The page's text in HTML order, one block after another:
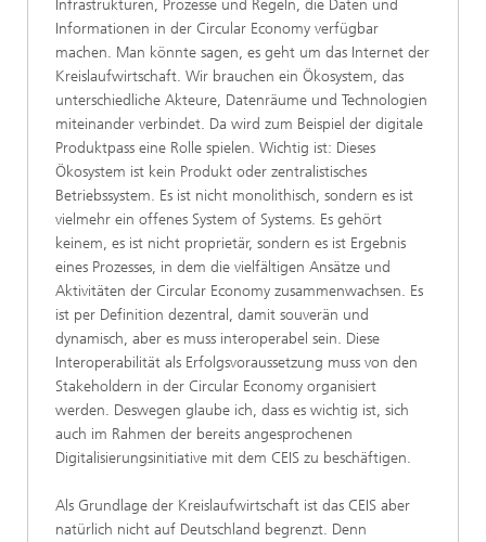
Infrastrukturen, Prozesse und Regeln, die Daten und
Informationen in der Circular Economy verfügbar
machen. Man könnte sagen, es geht um das Internet der
Kreislaufwirtschaft. Wir brauchen ein Ökosystem, das
unterschiedliche Akteure, Datenräume und Technologien
miteinander verbindet. Da wird zum Beispiel der digitale
Produktpass eine Rolle spielen. Wichtig ist: Dieses
Ökosystem ist kein Produkt oder zentralistisches
Betriebssystem. Es ist nicht monolithisch, sondern es ist
vielmehr ein offenes System of Systems. Es gehört
keinem, es ist nicht proprietär, sondern es ist Ergebnis
eines Prozesses, in dem die vielfältigen Ansätze und
Aktivitäten der Circular Economy zusammenwachsen. Es
ist per Definition dezentral, damit souverän und
dynamisch, aber es muss interoperabel sein. Diese
Interoperabilität als Erfolgsvoraussetzung muss von den
Stakeholdern in der Circular Economy organisiert
werden. Deswegen glaube ich, dass es wichtig ist, sich
auch im Rahmen der bereits angesprochenen
Digitalisierungsinitiative mit dem CEIS zu beschäftigen.
Als Grundlage der Kreislaufwirtschaft ist das CEIS aber
natürlich nicht auf Deutschland begrenzt. Denn